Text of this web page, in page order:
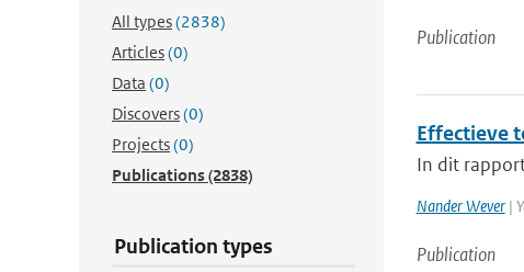
All types(2838)
Articles(0)
Data (0)
Discovers(0)
Projects(0)
Publications(2838)
Publication types
Publication
Effectieve
In dit
Nander Wever|
Publication